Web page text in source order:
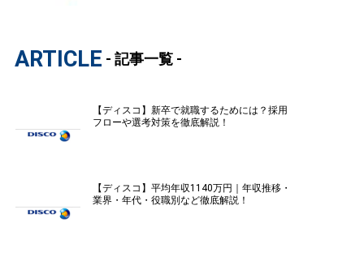
ARTICLE - 記事一覧 -
【ディスコ】新卒で就職するためには？採用
フローや選考対策を徹底解説！
【ディスコ】平均年収1140万円｜年収推移・
業界・年代・役職別など徹底解説！